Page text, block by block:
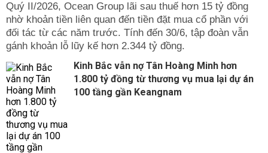
Quý II/2026, Ocean Group lãi sau thuế hơn 15 tỷ đồng
nhờ khoản tiền liên quan đến tiền đặt mua cổ phần với
đối tác từ các năm trước. Tính đến 30/6, tập đoàn vẫn
gánh khoản lỗ lũy kế hơn 2.344 tỷ đồng.
Kinh Bắc vẫn nợ Tân Hoàng Minh hơn
1.800 tỷ đồng từ thương vụ mua lại dự án
100 tầng gần Keangnam